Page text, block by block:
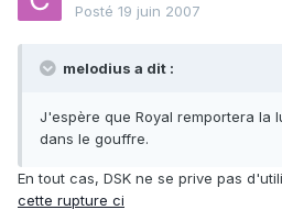
Posté 19 juin 2007
melodius a dit :
J'espère que Royal remportera la
dans le gouffre.
En tout cas, DSK ne se prive pas
cette rupture ci